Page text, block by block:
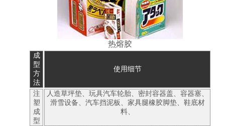
热熔胶
成
型
方
法
使用细节
注
塑
成
型
人造草坪垫、玩具汽车轮胎、密封容器盖、容器塞、
滑雪设备、汽车挡泥板、家具腿橡胶脚垫、鞋底材
料、